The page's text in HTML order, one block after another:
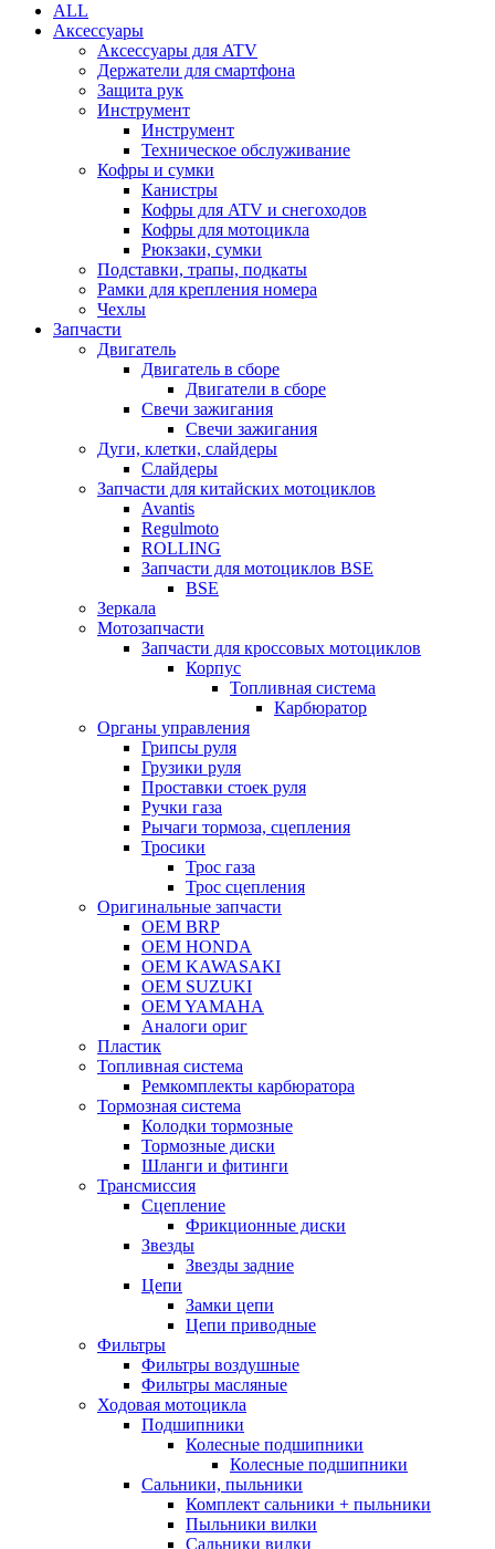
ALL
Аксессуары
Аксессуары для ATV
Держатели для смартфона
Защита рук
Инструмент
Инструмент
Техническое обслуживание
Кофры и сумки
Канистры
Кофры для ATV и снегоходов
Кофры для мотоцикла
Рюкзаки, сумки
Подставки, трапы, подкаты
Рамки для крепления номера
Чехлы
Запчасти
Двигатель
Двигатель в сборе
Двигатели в сборе
Свечи зажигания
Свечи зажигания
Дуги, клетки, слайдеры
Слайдеры
Запчасти для китайских мотоциклов
Avantis
Regulmoto
ROLLING
Запчасти для мотоциклов BSE
BSE
Зеркала
Мотозапчасти
Запчасти для кроссовых мотоциклов
Корпус
Топливная система
Карбюратор
Органы управления
Грипсы руля
Грузики руля
Проставки стоек руля
Ручки газа
Рычаги тормоза, сцепления
Тросики
Трос газа
Трос сцепления
Оригинальные запчасти
OEM BRP
OEM HONDA
OEM KAWASAKI
OEM SUZUKI
OEM YAMAHA
Аналоги ориг
Пластик
Топливная система
Ремкомплекты карбюратора
Тормозная система
Колодки тормозные
Тормозные диски
Шланги и фитинги
Трансмиссия
Cцепление
Фрикционные диски
Звезды
Звезды задние
Цепи
Замки цепи
Цепи приводные
Фильтры
Фильтры воздушные
Фильтры масляные
Ходовая мотоцикла
Подшипники
Колесные подшипники
Колесные подшипники
Сальники, пыльники
Комплект сальники + пыльники
Пыльники вилки
Сальники вилки